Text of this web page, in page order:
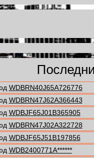
WDBRN40J65A726776
WDBRN47J62A366443
WDBJF65J01B365905
WDBRN47J02A322728
WDBJF65J51B197856
WDB2400771A******